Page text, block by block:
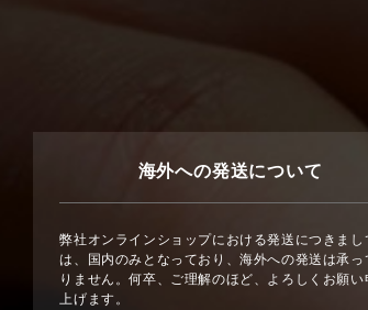
海外への発送について
弊社オンラインショップにおける発送につきまし
は、国内のみとなっており、海外への発送は承っ
りません。何卒、ご理解のほど、よろしくお願い
上げます。